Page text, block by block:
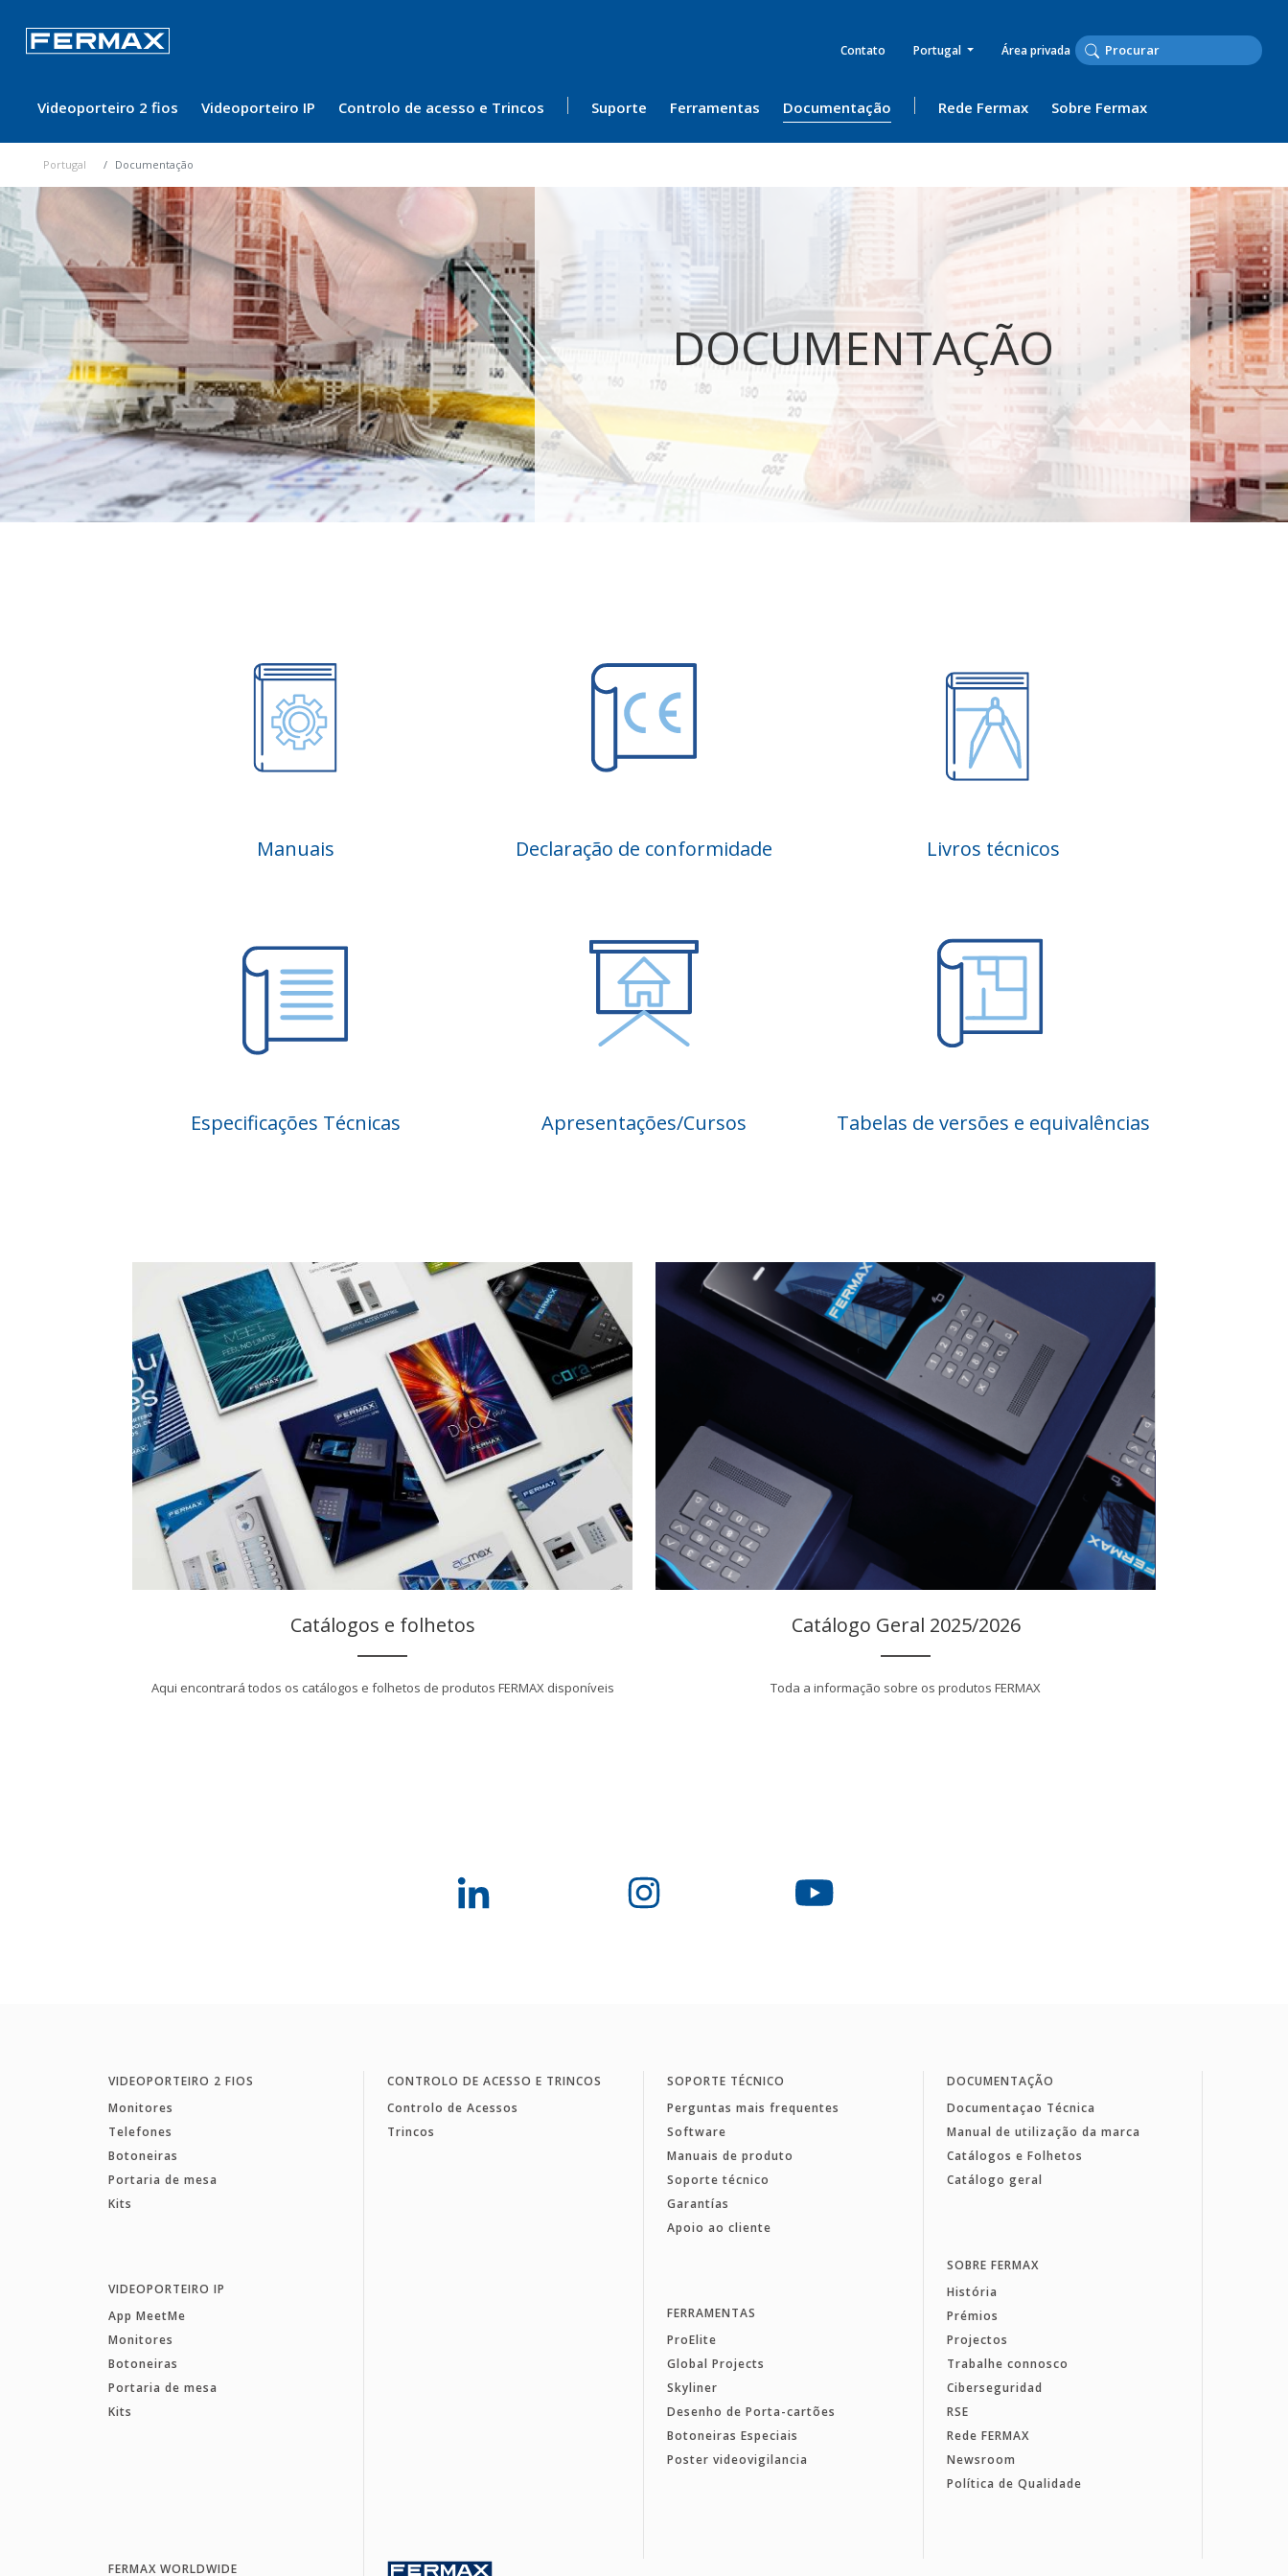
Contato Portugal Área privada
Videoporteiro 2 fios Videoporteiro IP Controlo de acesso e Trincos Suporte Ferramentas Documentação Rede Fermax Sobre Fermax
Portugal Documentação
DOCUMENTAÇÃO
Manuais Declaração de conformidade Livros técnicos
Especificações Técnicas Apresentações/Cursos Tabelas de versões e equivalências
Catálogos e folhetos
Aqui encontrará todos os catálogos e folhetos de produtos FERMAX disponíveis
Catálogo Geral 2025/2026
Toda a informação sobre os produtos FERMAX
VIDEOPORTEIRO 2 FIOS
Monitores
Telefones
Botoneiras
Portaria de mesa
Kits
VIDEOPORTEIRO IP
App MeetMe
Monitores
Botoneiras
Portaria de mesa
Kits
CONTROLO DE ACESSO E TRINCOS
Controlo de Acessos
Trincos
SOPORTE TÉCNICO
Perguntas mais frequentes
Software
Manuais de produto
Soporte técnico
Garantías
Apoio ao cliente
FERRAMENTAS
ProElite
Global Projects
Skyliner
Desenho de Porta-cartões
Botoneiras Especiais
Poster videovigilancia
DOCUMENTAÇÃO
Documentaçao Técnica
Manual de utilização da marca
Catálogos e Folhetos
Catálogo geral
SOBRE FERMAX
História
Prémios
Projectos
Trabalhe connosco
Ciberseguridad
RSE
Rede FERMAX
Newsroom
Política de Qualidade
FERMAX WORLDWIDE